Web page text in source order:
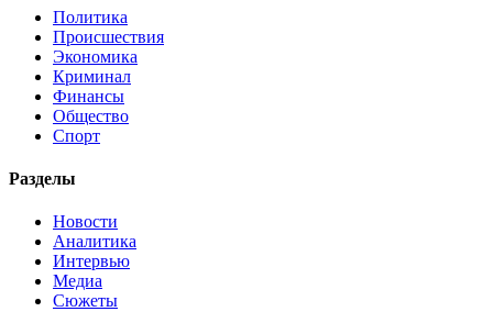
Политика
Происшествия
Экономика
Криминал
Финансы
Общество
Спорт
Разделы
Новости
Аналитика
Интервью
Медиа
Сюжеты